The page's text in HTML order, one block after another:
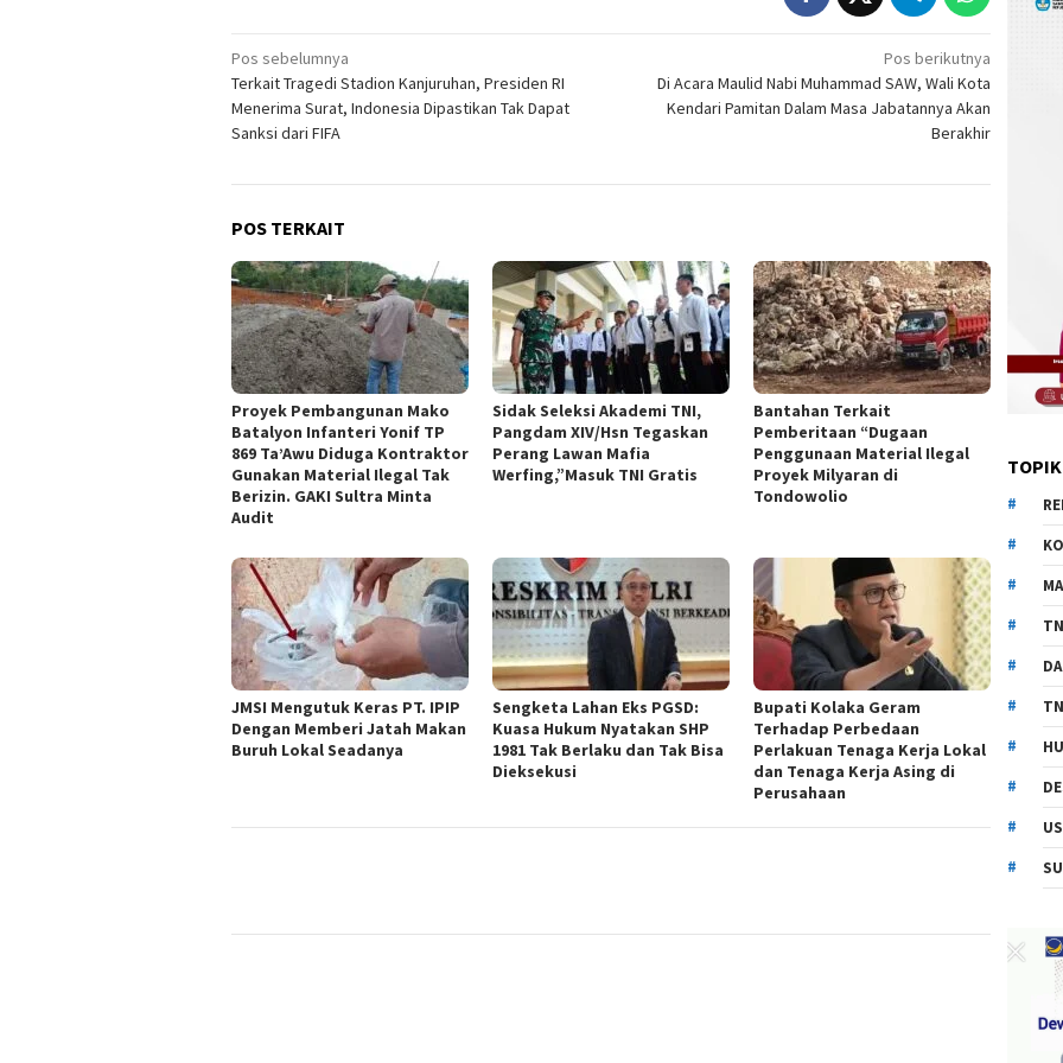
Navigasi
pos
Pos sebelumnya
Terkait Tragedi Stadion Kanjuruhan, Presiden RI
Menerima Surat, Indonesia Dipastikan Tak Dapat
Sanksi dari FIFA
Pos berikutnya
Di Acara Maulid Nabi Muhammad SAW, Wali Kota
Kendari Pamitan Dalam Masa Jabatannya Akan
Berakhir
POS TERKAIT
Proyek Pembangunan Mako
Batalyon Infanteri Yonif TP
869 Ta’Awu Diduga Kontraktor
Gunakan Material Ilegal Tak
Berizin. GAKI Sultra Minta
Audit
Sidak Seleksi Akademi TNI,
Pangdam XIV/Hsn Tegaskan
Perang Lawan Mafia
Werfing,”Masuk TNI Gratis
Bantahan Terkait
Pemberitaan “Dugaan
Penggunaan Material Ilegal
Proyek Milyaran di
Tondowolio
JMSI Mengutuk Keras PT. IPIP
Dengan Memberi Jatah Makan
Buruh Lokal Seadanya
Sengketa Lahan Eks PGSD:
Kuasa Hukum Nyatakan SHP
1981 Tak Berlaku dan Tak Bisa
Dieksekusi
Bupati Kolaka Geram
Terhadap Perbedaan
Perlakuan Tenaga Kerja Lokal
dan Tenaga Kerja Asing di
Perusahaan